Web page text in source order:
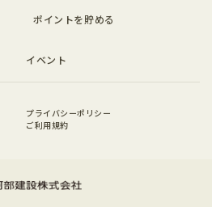
ポイントを貯める
イベント
プライバシーポリシー
ご利用規約